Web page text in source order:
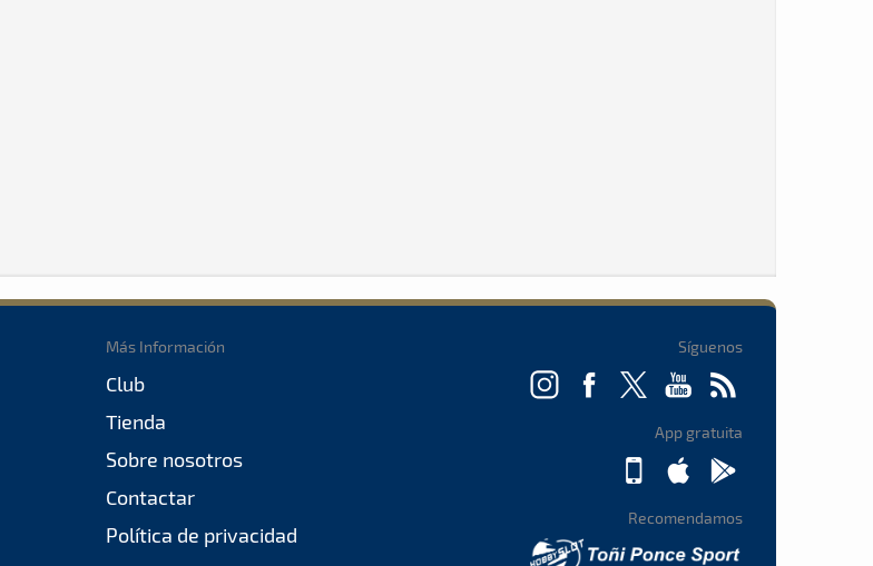
Más Información
Club
Tienda
Sobre nosotros
Contactar
Política de privacidad
Síguenos
App gratuita
Recomendamos